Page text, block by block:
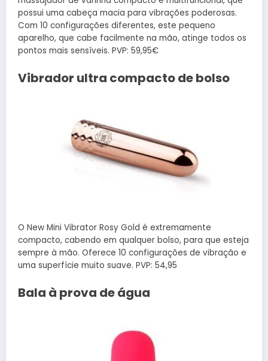
possui uma cabeça macia para vibrações poderosas.
Com 10 configurações diferentes, este pequeno
aparelho, que cabe facilmente na mão, atinge todos os
pontos mais sensíveis. PVP: 59,95€
Vibrador ultra compacto de bolso
O New Mini Vibrator Rosy Gold é extremamente
compacto, cabendo em qualquer bolso, para que esteja
sempre à mão. Oferece 10 configurações de vibração e
uma superfície muito suave. PVP: 54,95
Bala à prova de água